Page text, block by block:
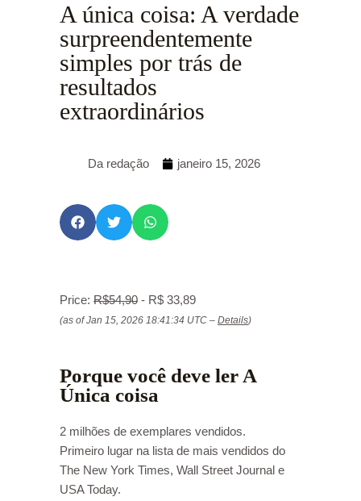
A única coisa: A verdade
surpreendentemente
simples por trás de
resultados
extraordinários
Da redação janeiro 15, 2026
Price: R$54,90 - R$ 33,89
(as of Jan 15, 2026 18:41:34 UTC – Details)
Porque você deve ler A
Única coisa
2 milhões de exemplares vendidos.
Primeiro lugar na lista de mais vendidos do
The New York Times, Wall Street Journal e
USA Today.